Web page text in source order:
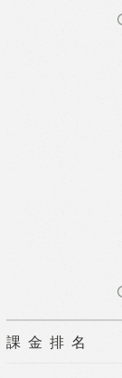
課金排名